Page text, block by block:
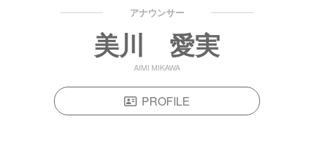
アナウンサー
美川 愛実
AIMI MIKAWA
PROFILE